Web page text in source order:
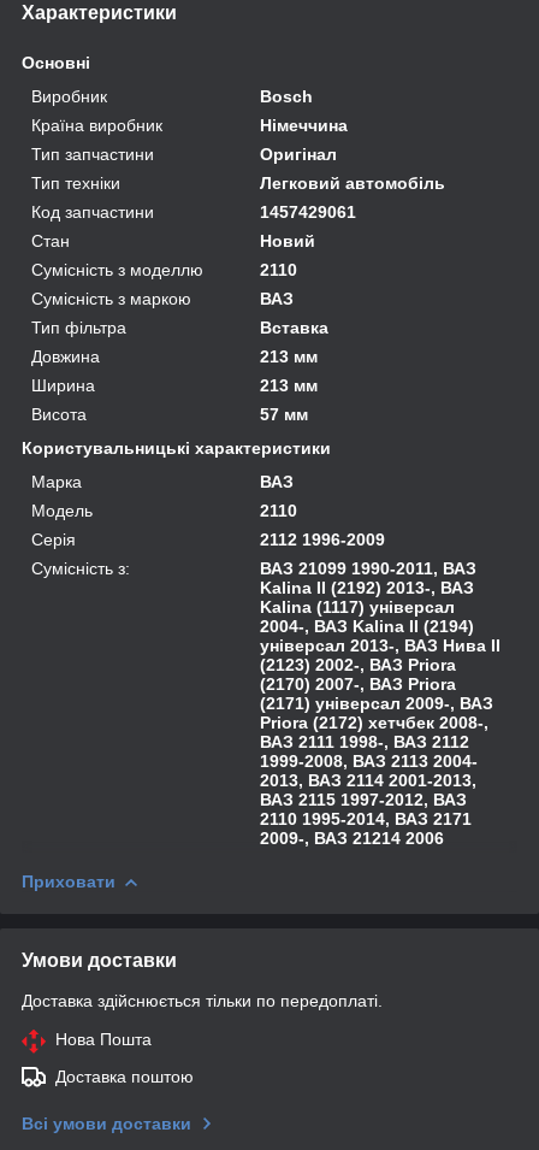
Характеристики
Основні
Виробник
Bosch
Країна виробник
Німеччина
Тип запчастини
Оригінал
Тип техніки
Легковий автомобіль
Код запчастини
1457429061
Стан
Новий
Сумісність з моделлю
2110
Сумісність з маркою
ВАЗ
Тип фільтра
Вставка
Довжина
213 мм
Ширина
213 мм
Висота
57 мм
Користувальницькі характеристики
Марка
ВАЗ
Модель
2110
Серія
2112 1996-2009
Сумісність з:
ВАЗ 21099 1990-2011, ВАЗ
Kalina II (2192) 2013-, ВАЗ
Kalina (1117) універсал
2004-, ВАЗ Kalina II (2194)
універсал 2013-, ВАЗ Нива II
(2123) 2002-, ВАЗ Priora
(2170) 2007-, ВАЗ Priora
(2171) універсал 2009-, ВАЗ
Priora (2172) хетчбек 2008-,
ВАЗ 2111 1998-, ВАЗ 2112
1999-2008, ВАЗ 2113 2004-
2013, ВАЗ 2114 2001-2013,
ВАЗ 2115 1997-2012, ВАЗ
2110 1995-2014, ВАЗ 2171
2009-, ВАЗ 21214 2006
Приховати
Умови доставки
Доставка здійснюється тільки по передоплаті.
Нова Пошта
Доставка поштою
Всі умови доставки